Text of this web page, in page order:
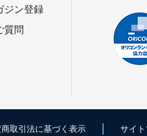
ジン登録
質問
取引法に基づく表示 サイ